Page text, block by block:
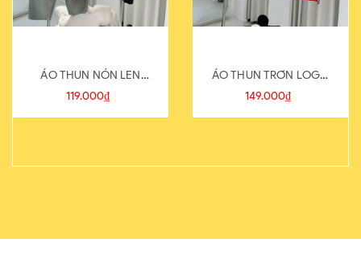
ÁO THUN NÓN LEN
821-1
119.000₫
ÁO THUN TRƠN LOGO
SAU
149.000₫